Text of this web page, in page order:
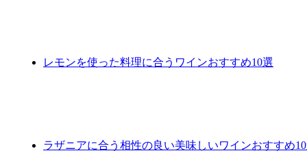
レモンを使った料理に合うワインおすすめ10選
ラザニアに合う相性の良い美味しいワインおすすめ